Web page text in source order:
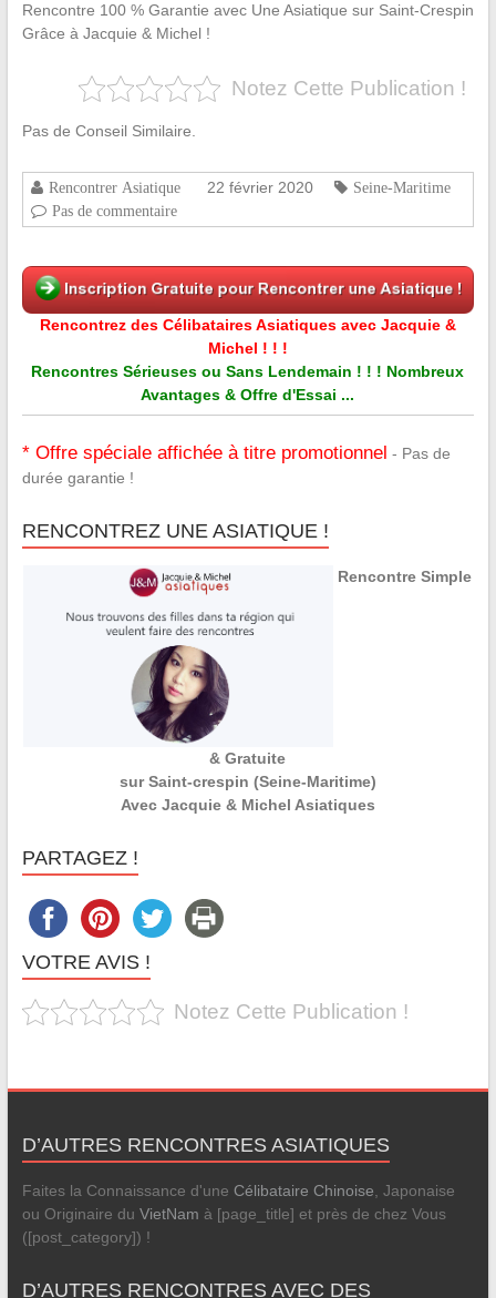
Rencontre 100 % Garantie avec Une Asiatique sur Saint-Crespin
Grâce à Jacquie & Michel !
Notez Cette Publication !
Pas de Conseil Similaire.
Rencontrer Asiatique 22 février 2020
Seine-Maritime
Pas de commentaire
Rencontrez des Célibataires Asiatiques avec Jacquie &
Michel ! ! !
Rencontres Sérieuses ou Sans Lendemain ! ! ! Nombreux
Avantages & Offre d'Essai ...
* Offre spéciale affichée à titre promotionnel - Pas de
durée garantie !
RENCONTREZ UNE ASIATIQUE !
Rencontre Simple
& Gratuite
sur Saint-crespin (Seine-Maritime)
Avec Jacquie & Michel Asiatiques
PARTAGEZ !
VOTRE AVIS !
Notez Cette Publication !
D’AUTRES RENCONTRES ASIATIQUES
Faites la Connaissance d'une Célibataire Chinoise , Japonaise
ou Originaire du VietNam à [page_title] et près de chez Vous
([post_category]) !
D’AUTRES RENCONTRES AVEC DES